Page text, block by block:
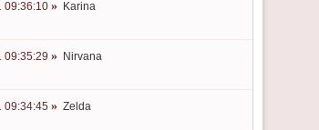
09:36:10 Karina
09:35:29 Nirvana
09:34:45 Zelda